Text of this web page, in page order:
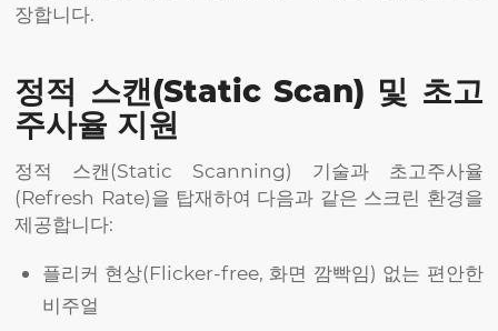
장합니다.
정적 스캔(Static Scan) 및 초고
주사율 지원
정적 스캔(Static Scanning) 기술과 초고주사율
(Refresh Rate)을 탑재하여 다음과 같은 스크린 환경을
제공합니다:
플리커 현상(Flicker-free, 화면 깜빡임) 없는 편안한
비주얼